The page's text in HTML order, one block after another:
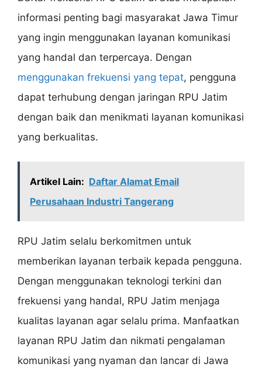
informasi penting bagi masyarakat Jawa Timur
yang ingin menggunakan layanan komunikasi
yang handal dan terpercaya. Dengan
menggunakan frekuensi yang tepat, pengguna
dapat terhubung dengan jaringan RPU Jatim
dengan baik dan menikmati layanan komunikasi
yang berkualitas.
Artikel Lain: Daftar Alamat Email
Perusahaan Industri Tangerang
RPU Jatim selalu berkomitmen untuk
memberikan layanan terbaik kepada pengguna.
Dengan menggunakan teknologi terkini dan
frekuensi yang handal, RPU Jatim menjaga
kualitas layanan agar selalu prima. Manfaatkan
layanan RPU Jatim dan nikmati pengalaman
komunikasi yang nyaman dan lancar di Jawa